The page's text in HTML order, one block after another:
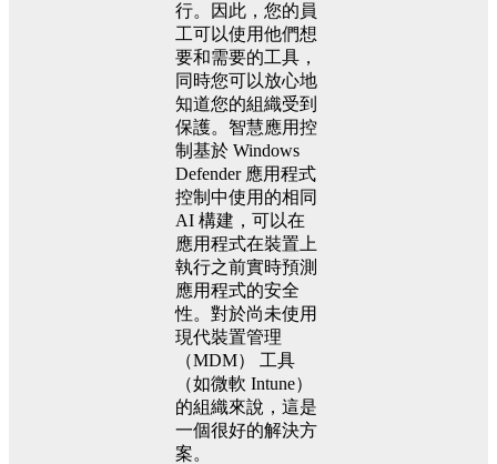
行。因此，您的員
工可以使用他們想
要和需要的工具，
同時您可以放心地
知道您的組織受到
保護。智慧應用控
制基於 Windows
Defender 應用程式
控制中使用的相同
AI 構建，可以在
應用程式在裝置上
執行之前實時預測
應用程式的安全
性。對於尚未使用
現代裝置管理
（MDM） 工具
（如微軟 Intune）
的組織來說，這是
一個很好的解決方
案。